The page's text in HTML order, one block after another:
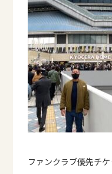
ファンクラブ優先チケ